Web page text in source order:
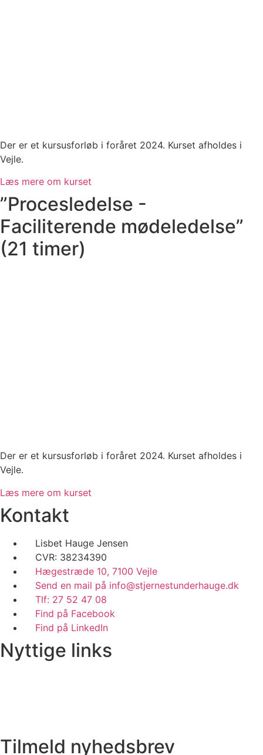
Der er et kursusforløb i foråret 2024. Kurset afholdes i
Vejle.
Læs mere om kurset
”Procesledelse -
Faciliterende mødeledelse”
(21 timer)
Der er et kursusforløb i foråret 2024. Kurset afholdes i
Vejle.
Læs mere om kurset
Kontakt
Lisbet Hauge Jensen
CVR: 38234390
Hægestræde 10, 7100 Vejle
Send en mail på info@stjernestunderhauge.dk
Tlf: 27 52 47 08
Find på Facebook
Find på LinkedIn
Nyttige links
Tilmeld nyhedsbrev